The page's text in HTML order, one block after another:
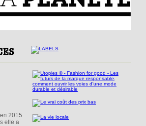
2015
elle a